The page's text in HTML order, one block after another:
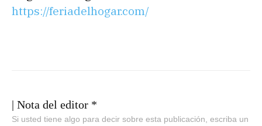
https://feriadelhogar.com/
| Nota del editor *
Si usted tiene algo para decir sobre esta publicación, escriba un